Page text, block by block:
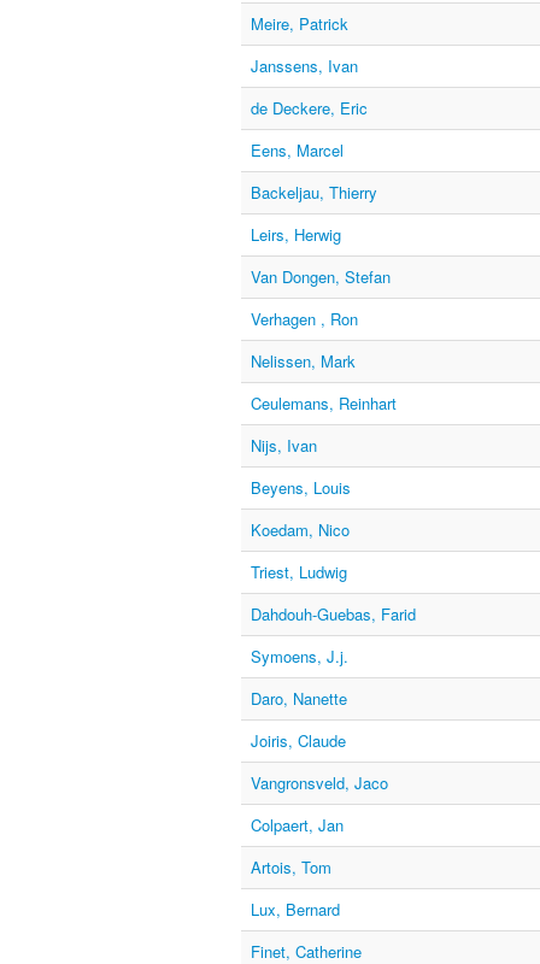
Meire, Patrick
Janssens, Ivan
de Deckere, Eric
Eens, Marcel
Backeljau, Thierry
Leirs, Herwig
Van Dongen, Stefan
Verhagen , Ron
Nelissen, Mark
Ceulemans, Reinhart
Nijs, Ivan
Beyens, Louis
Koedam, Nico
Triest, Ludwig
Dahdouh-Guebas, Farid
Symoens, J.j.
Daro, Nanette
Joiris, Claude
Vangronsveld, Jaco
Colpaert, Jan
Artois, Tom
Lux, Bernard
Finet, Catherine